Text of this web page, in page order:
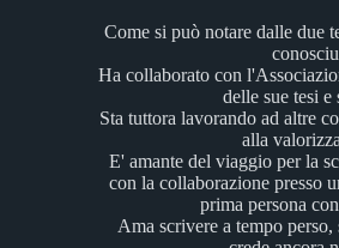
Come si può notare dalle due
Ha collaborato con
delle sue tesi
Sta tuttora lavorando ad altre
alla
E' amante del viaggio per la
con la collaborazione presso
prima persona
Ama scrivere a tempo